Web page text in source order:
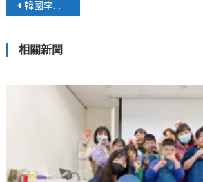
文
導
覽
韓國李在明政府首場部會業務報告登場 AI與數據政策將全面調整
相關新聞